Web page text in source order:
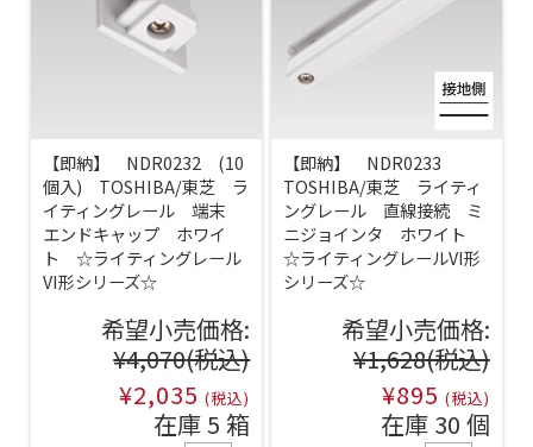
【即納】 NDR0232 (10
個入) TOSHIBA/東芝 ラ
イティングレール 端末
エンドキャップ ホワイ
ト ☆ライティングレール
VI形シリーズ☆
希望小売価格:
¥4,070(税込)
¥2,035 (税込)
在庫 5 箱
【即納】 NDR0233
TOSHIBA/東芝 ライティ
ングレール 直線接続 ミ
ニジョインタ ホワイト
☆ライティングレールVI形
シリーズ☆
希望小売価格:
¥1,628(税込)
¥895 (税込)
在庫 30 個